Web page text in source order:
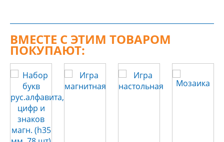
ВМЕСТЕ С ЭТИМ ТОВАРОМ
ПОКУПАЮТ: